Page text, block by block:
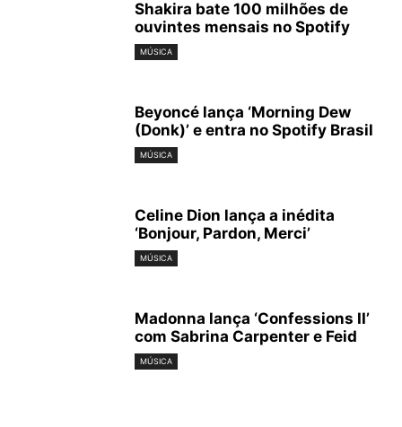
Shakira bate 100 milhões de
ouvintes mensais no Spotify
MÚSICA
Beyoncé lança ‘Morning Dew
(Donk)’ e entra no Spotify Brasil
MÚSICA
Celine Dion lança a inédita
‘Bonjour, Pardon, Merci’
MÚSICA
Madonna lança ‘Confessions II’
com Sabrina Carpenter e Feid
MÚSICA